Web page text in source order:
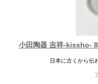
小田陶器 吉祥-kissho-
日本に古くから伝